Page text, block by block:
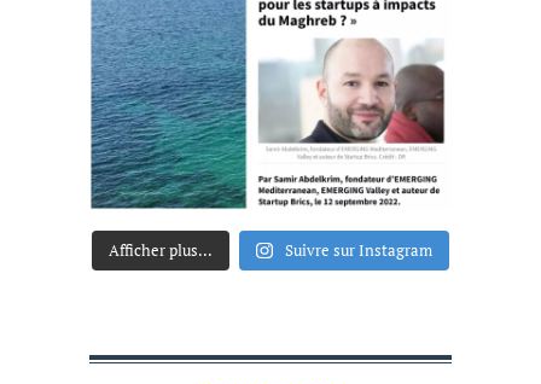
Afficher plus... Suivre sur Instagram